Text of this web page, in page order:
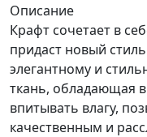
Описание
Крафт сочетает в
придаст новый
элегантному и
ткань, обладающая
впитывать влагу,
качественным и